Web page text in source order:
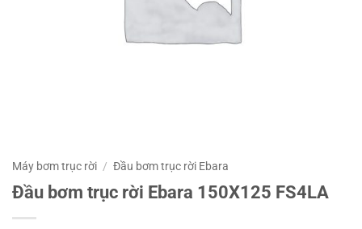
Máy bơm trục rời / Đầu bơm trục rời Ebara
Đầu bơm trục rời Ebara 150X125 FS4LA